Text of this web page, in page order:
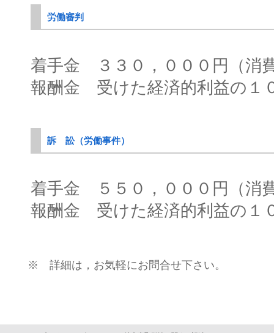
労働審判
着手金 ３３０，０００円（消
報酬金 受けた経済的利益の１
訴 訟（労働事件）
着手金 ５５０，０００円（消
報酬金 受けた経済的利益の１
※ 詳細は，お気軽にお問合せ下さい。